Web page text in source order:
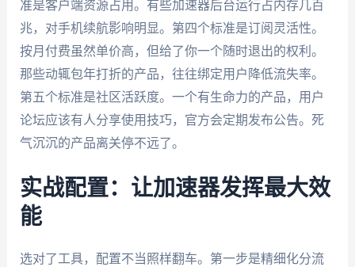
准是客户端资源占用。有些加速器后台运行占内存几百
兆，对手机续航影响明显。第四个标准是订阅灵活性。
按月付费虽然单价高，但给了你一个随时退出的权利。
那些动辄包年打折的产品，往往绑定用户降低流失率。
第五个标准是社区活跃度。一个有生命力的产品，用户
论坛应该有人分享使用技巧，官方会定期发布公告。死
气沉沉的产品离关停不远了。
实战配置：让加速器发挥最大效
能
选对了工具，配置不当照样翻车。第一步是精细化分流